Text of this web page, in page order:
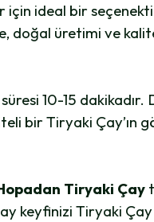
ideal bir
doğal üretimi ve
10-15
bir Tiryaki Çay’ın
Tiryaki Çay
Tiryaki Çay